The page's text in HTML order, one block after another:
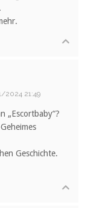
2024 21:49
„Escortbaby“?
Geschichte.